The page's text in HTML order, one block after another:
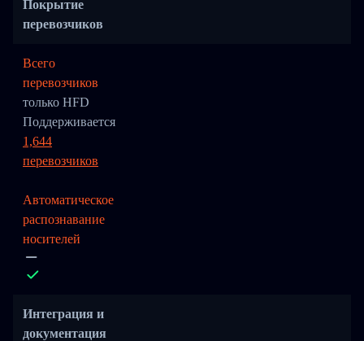
Покрытие
перевозчиков
Всего
перевозчиков
только HFD
Поддерживается
1,644
перевозчиков
Автоматическое
распознавание
носителей
Интеграция и
документация